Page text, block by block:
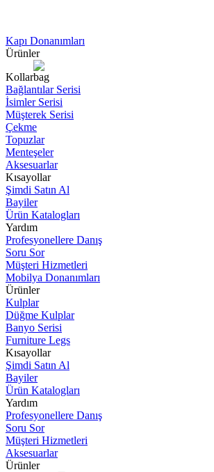
Kapı Donanımları
Ürünler
Kollar
Bağlantılar Serisi
İsimler Serisi
Müşterek Serisi
Çekme
Topuzlar
Menteşeler
Aksesuarlar
Kısayollar
Şimdi Satın Al
Bayiler
Ürün Katalogları
Yardım
Profesyonellere Danış
Soru Sor
Müşteri Hizmetleri
Mobilya Donanımları
Ürünler
Kulplar
Düğme Kulplar
Banyo Serisi
Furniture Legs
Kısayollar
Şimdi Satın Al
Bayiler
Ürün Katalogları
Yardım
Profesyonellere Danış
Soru Sor
Müşteri Hizmetleri
Aksesuarlar
Ürünler